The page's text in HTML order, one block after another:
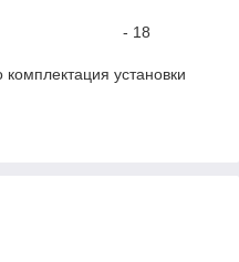
- 18
установки